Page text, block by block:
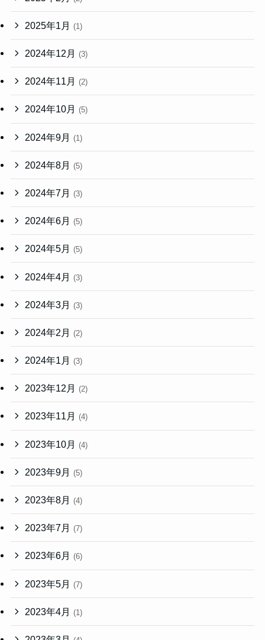
2025年1月 (1)
2024年12月 (3)
2024年11月 (2)
2024年10月 (5)
2024年9月 (1)
2024年8月 (5)
2024年7月 (3)
2024年6月 (5)
2024年5月 (5)
2024年4月 (3)
2024年3月 (3)
2024年2月 (2)
2024年1月 (3)
2023年12月 (2)
2023年11月 (4)
2023年10月 (4)
2023年9月 (5)
2023年8月 (4)
2023年7月 (7)
2023年6月 (6)
2023年5月 (7)
2023年4月 (1)